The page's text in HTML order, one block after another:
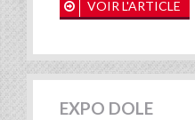
VOIR L'ARTICLE
EXPO DOLE